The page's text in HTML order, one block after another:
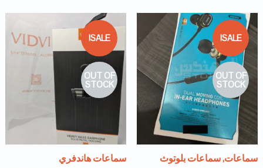
SALE!
OUT OF
STOCK
سماعات,سماعات بلوتوث
SALE!
OUT OF
STOCK
سماعات هاندفري